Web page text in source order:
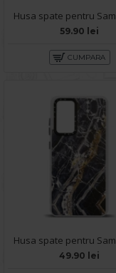
59.90 lei
CUMPARA
49.90 lei